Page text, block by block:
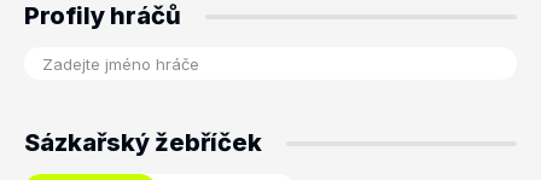
Profily hráčů
Sázkařský žebříček